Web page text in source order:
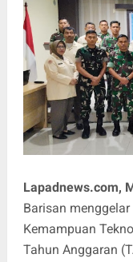
Lapadnews.com,
Barisan
Kemampuan
Tahun Anggaran